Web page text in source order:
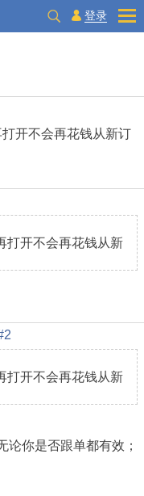
登录
开不会再花钱从新订
打开不会再花钱从新
打开不会再花钱从新
论你是否跟单都有效；